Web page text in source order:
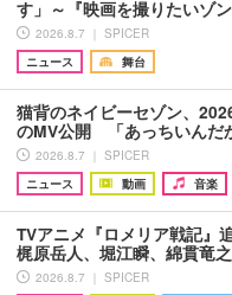
す」～『映画を撮りたいゾ
2026.8.7 ｜ SPICER
ニュース
舞台
猫背のネイビーセゾン、
のMV公開 「あっちいんだ
2026.8.7 ｜ SPICER
ニュース
動画 音楽
TVアニメ『ロメリア戦記』
梶原岳人、堀江瞬、綿貫竜
2026.8.7 ｜ SPICER